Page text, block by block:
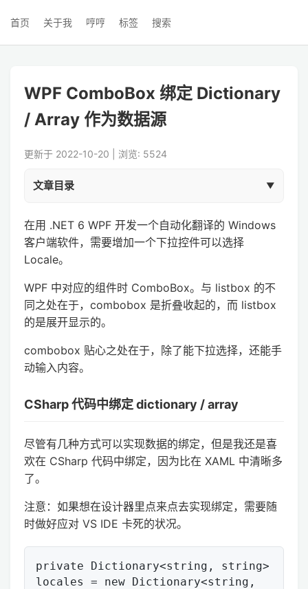
首页 关于我 哼哼 标签 搜索
WPF ComboBox 绑定 Dictionary
/ Array 作为数据源
更新于 2022-10-20 | 浏览: 5524
文章目录
在用 .NET 6 WPF 开发一个自动化翻译的 Windows
客户端软件，需要增加一个下拉控件可以选择
Locale。
WPF 中对应的组件时 ComboBox。与 listbox 的不
同之处在于，combobox 是折叠收起的，而 listbox
的是展开显示的。
combobox 贴心之处在于，除了能下拉选择，还能手
动输入内容。
CSharp 代码中绑定 dictionary / array
尽管有几种方式可以实现数据的绑定，但是我还是喜
欢在 CSharp 代码中绑定，因为比在 XAML 中清晰多
了。
注意：如果想在设计器里点来点去实现绑定，需要随
时做好应对 VS IDE 卡死的状况。
private Dictionary<string, string>
locales = new Dictionary<string,